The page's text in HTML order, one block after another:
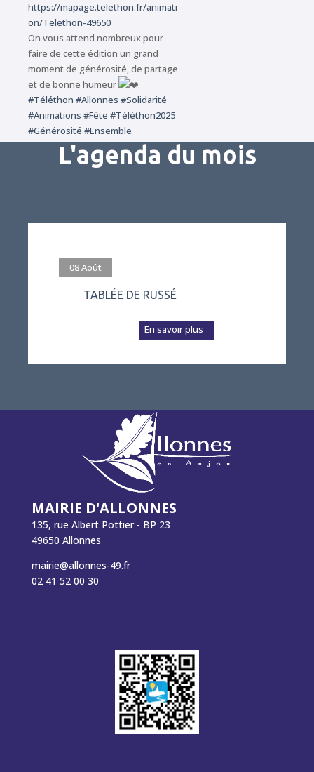
https://mapage.telethon.fr/animati
on/Telethon-49650
On vous attend nombreux pour
faire de cette édition un grand
moment de générosité, de partage
et de bonne humeur
#Téléthon #Allonnes #Solidarité
#Animations #Fête #Téléthon2025
#Générosité #Ensemble
L'agenda du mois
08Août
TABLÉE DE RUSSÉ
En savoir plus
MAIRIE D'ALLONNES
135, rue Albert Pottier - BP 23
49650 Allonnes
mairie@allonnes-49.fr
02 41 52 00 30